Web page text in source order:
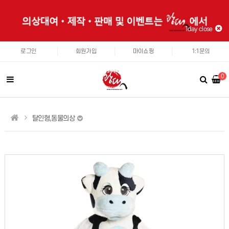
1day close
로그인 회원가입 마이쇼핑 1:1문의
0
탈인형,동물의상